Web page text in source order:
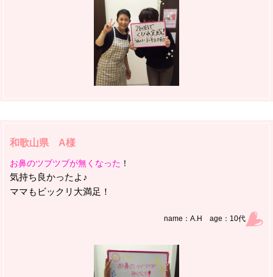
和歌山県 A様
お鼻のツブツブが無くなった ！
気持ち良かったよ♪
ママもビックリ大満足！
name：A.H age：10代